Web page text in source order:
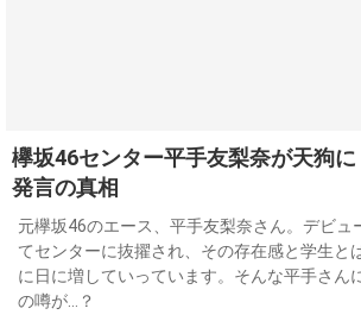
欅坂46センター平手友梨奈が天狗
発言の真相
元欅坂46のエース、平手友梨奈さん。デビュ
てセンターに抜擢され、その存在感と学生と
に日に増していっています。そんな平手さん
の噂が…？